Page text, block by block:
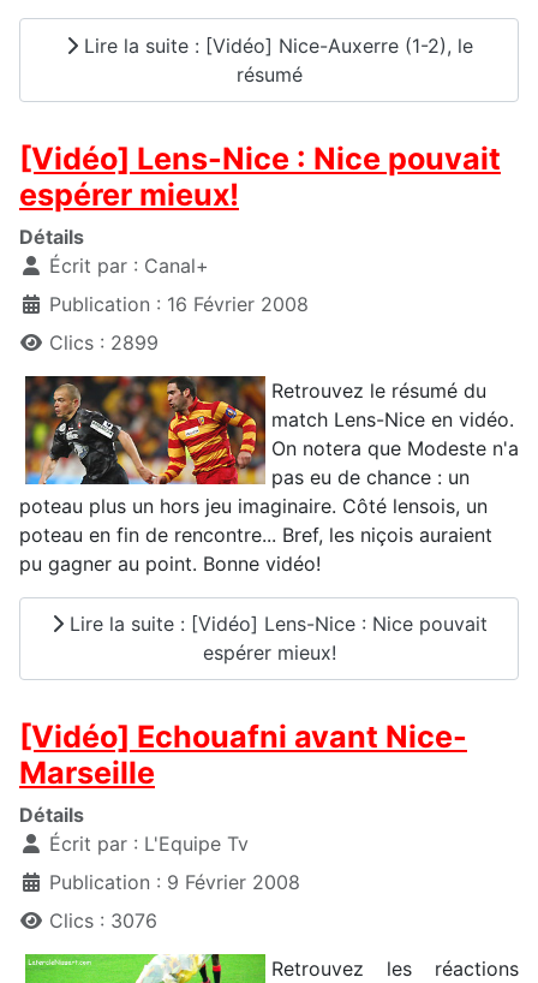
Lire la suite : [Vidéo] Nice-Auxerre (1-2), le
résumé
[Vidéo] Lens-Nice : Nice pouvait
espérer mieux!
Détails
Écrit par : Canal+
Publication : 16 Février 2008
Clics : 2899
Retrouvez le résumé du
match Lens-Nice en vidéo.
On notera que Modeste n'a
pas eu de chance : un
poteau plus un hors jeu imaginaire. Côté lensois, un
poteau en fin de rencontre... Bref, les niçois auraient
pu gagner au point. Bonne vidéo!
Lire la suite : [Vidéo] Lens-Nice : Nice pouvait
espérer mieux!
[Vidéo] Echouafni avant Nice-
Marseille
Détails
Écrit par : L'Equipe Tv
Publication : 9 Février 2008
Clics : 3076
Retrouvez les réactions